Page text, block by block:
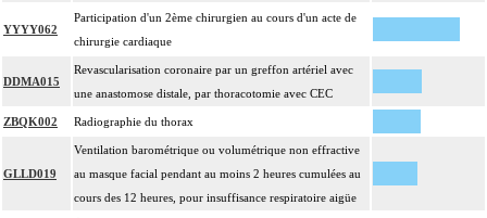
Facturation : les suppléments de numérisation ou la radioscopie de longue
durée sous ampli de brillance (chapitre 19) ne peuvent pas être facturés avec les
actes diagnostiques ou thérapeutiques de radiologie vasculaire
YYYY062
Participation d'un 2ème chirurgien au cours d'un acte de
chirurgie cardiaque
DDMA015
Revascularisation coronaire par un greffon artériel avec
une anastomose distale, par thoracotomie avec CEC
ZBQK002 Radiographie du thorax
GLLD019
Ventilation barométrique ou volumétrique non effractive
au masque facial pendant au moins 2 heures cumulées au
cours des 12 heures, pour insuffisance respiratoire aigüe